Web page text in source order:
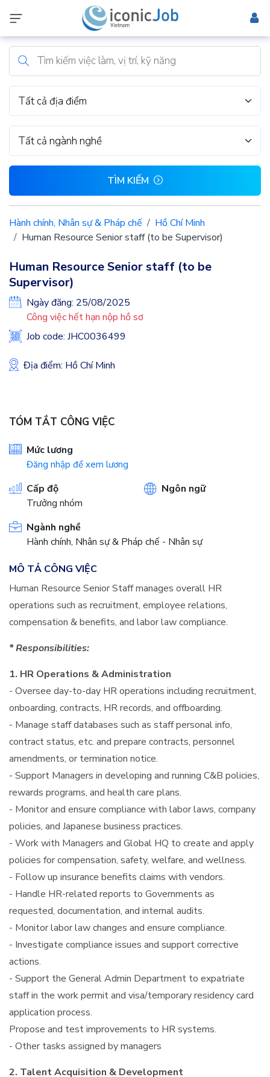
Tất cả địa điểm
Tất cả ngành nghề
TÌM KIẾM
Hành chính, Nhân sự & Pháp chế
Hồ Chí Minh
Human Resource Senior staff (to be Supervisor)
Human Resource Senior staff (to be
Supervisor)
Ngày đăng: 25/08/2025
Công việc hết hạn nộp hồ sơ
Job code: JHC0036499
Địa điểm: Hồ Chí Minh
TÓM TẮT CÔNG VIỆC
Mức lương
Đăng nhập để xem lương
Cấp độ
Trưởng nhóm
Ngôn ngữ
Ngành nghề
Hành chính, Nhân sự & Pháp chế - Nhân sự
MÔ TẢ CÔNG VIỆC
Human Resource Senior Staff manages overall HR
operations such as recruitment, employee relations,
compensation & benefits, and labor law compliance.
* Responsibilities:
1. HR Operations & Administration
- Oversee day-to-day HR operations including recruitment,
onboarding, contracts, HR records, and offboarding.
- Manage staff databases such as staff personal info,
contract status, etc. and prepare contracts, personnel
amendments, or termination notice.
- Support Managers in developing and running C&B policies,
rewards programs, and health care plans.
- Monitor and ensure compliance with labor laws, company
policies, and Japanese business practices.
- Work with Managers and Global HQ to create and apply
policies for compensation, safety, welfare, and wellness.
- Follow up insurance benefits claims with vendors.
- Handle HR-related reports to Governments as
requested, documentation, and internal audits.
- Monitor labor law changes and ensure compliance.
- Investigate compliance issues and support corrective
actions.
- Support the General Admin Department to expatriate
staff in the work permit and visa/temporary residency card
application process.
Propose and test improvements to HR systems.
- Other tasks assigned by managers
2. Talent Acquisition & Development